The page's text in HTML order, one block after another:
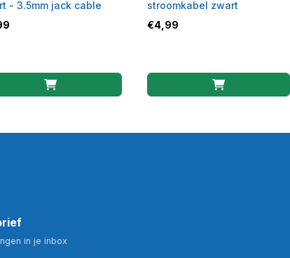
- 3.5mm jack cable
stroomkabel zwart
€4,99
in je inbox